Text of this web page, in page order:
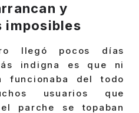
y
imposibles
llegó pocos días
indigna es que ni
funcionaba del todo
usuarios que
parche se topaban